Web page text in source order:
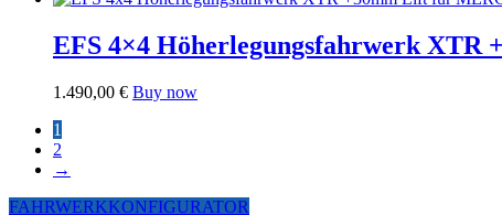
EFS 4×4 Höherlegungsfahrwerk XTR
1.490,00 € Buy now
1
2
→
FAHRWERKKONFIGURATOR